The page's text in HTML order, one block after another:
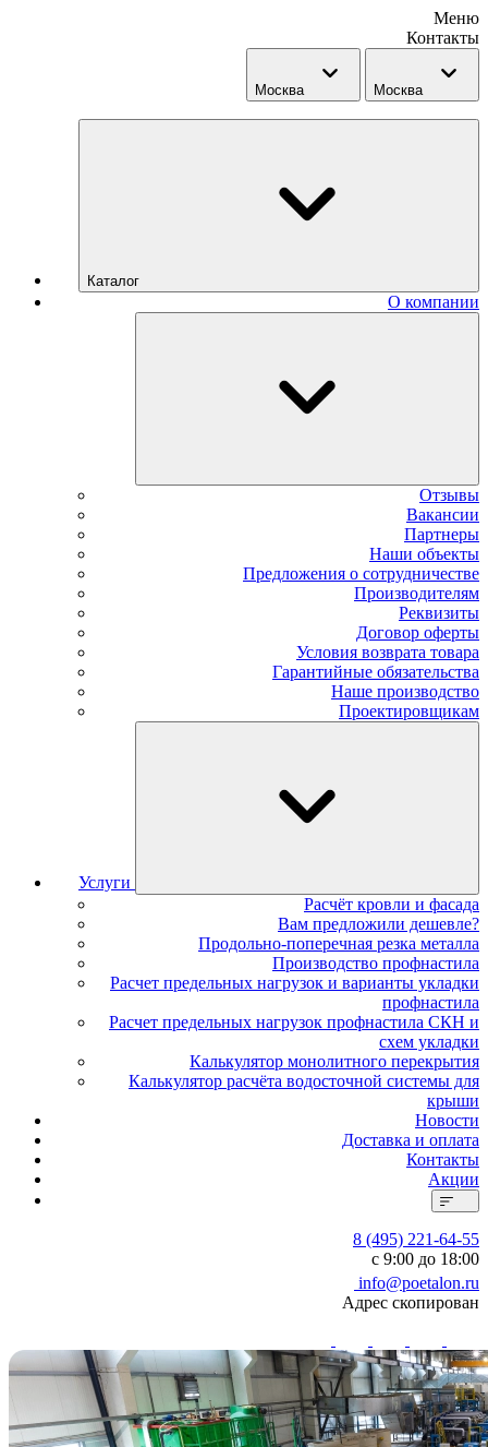
Меню
Контакты
Москва Москва
Каталог
О компании
Отзывы
Вакансии
Партнеры
Наши объекты
Предложения о сотрудничестве
Производителям
Реквизиты
Договор оферты
Условия возврата товара
Гарантийные обязательства
Наше производство
Проектировщикам
Услуги
Расчёт кровли и фасада
Вам предложили дешевле?
Продольно-поперечная резка металла
Производство профнастила
Расчет предельных нагрузок и варианты укладки
профнастила
Расчет предельных нагрузок профнастила СКН и
схем укладки
Калькулятор монолитного перекрытия
Калькулятор расчёта водосточной системы для
крыши
Новости
Доставка и оплата
Контакты
Акции
8 (495) 221-64-55
с 9:00 до 18:00
info@poetalon.ru
Адрес скопирован